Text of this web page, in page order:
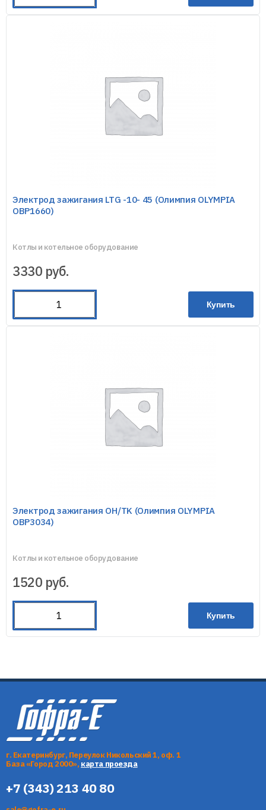
Электрод зажигания LTG -10- 45 (Олимпия OLYMPIA
OBP1660)
Котлы и котельное оборудование
3330 руб.
Купить
Электрод зажигания OH/TK (Олимпия OLYMPIA
OBP3034)
Котлы и котельное оборудование
1520 руб.
Купить
г. Екатеринбург, Переулок Никольский 1, оф. 1
База «Город 2000», карта проезда
+7 (343) 213 40 80